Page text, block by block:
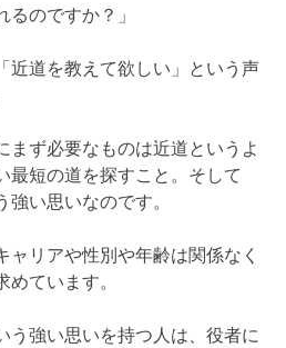
るのですか？」
近道を教えて欲しい」という声
まず必要なものは近道というよ
最短の道を探すこと。そして
強い思いなのです。
ャリアや性別や年齢は関係なく
ています。
う強い思いを持つ人は、役者に